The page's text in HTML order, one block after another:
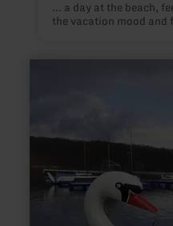
... a day at the beach,
the vacation mood and
mehr